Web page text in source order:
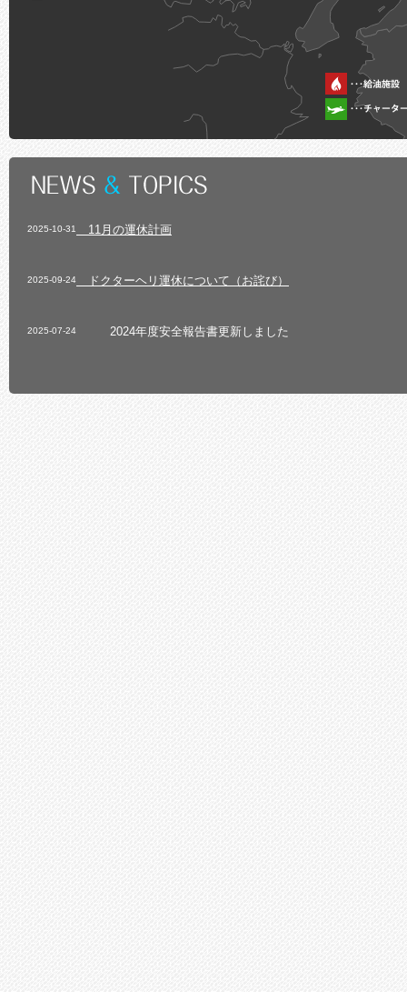
2025-10-31 11月の運休計画
2025-09-24 ドクターヘリ運休について（お詫び）
2025-07-24 2024年度安全報告書更新しました